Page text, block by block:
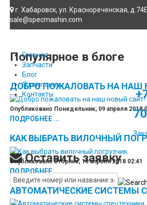
г. Хабаровск, ул. Краснореченская,
sale@specmashin.com
Главная
Запчасти
Блог
О компании
Контакты
70
Оставить заявку
Главная / Блог / Как выбрать
Популярное в блоге
ДОБРО ПОЖАЛОВАТЬ НА НАШ
Опубликовано Понедельник, 09 апреля 2018
ПОДРОБНЕЕ ...
КАК ВЫБРАТЬ ВИЛОЧНЫЙ
Опубликовано Вторник, 10 апреля 2018 02:41
ПОДРОБНЕЕ ...
АВТОМАТИЧЕСКИЕ СИСТЕМЫ